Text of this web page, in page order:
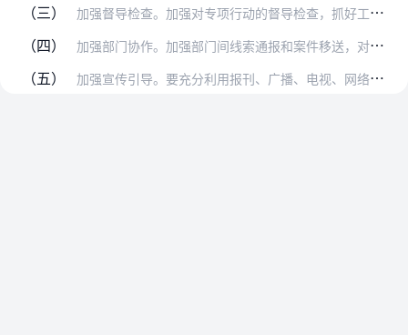
（三） 加强督导检查。加强对专项行动的督导检查，抓好工作落实。对检查中发现的问题要及时督促整改，对大案要案要挂牌督办。对工作要求不落实、行动开展不迅速、工作成效不明显的…
（四） 加强部门协作。加强部门间线索通报和案件移送，对市场监管过程中发现涉嫌购买、经营长江流域非法捕捞渔获物的，要及时移送属地渔政部门查处；涉嫌犯罪的，移送公安机关依法…
（五） 加强宣传引导。要充分利用报刊、广播、电视、网络、公众号等媒介，宣传报道专项行动开展情况，曝光典型案例，强化警示教育，引导经营者认真落实主体责任，营造全社会保护长…